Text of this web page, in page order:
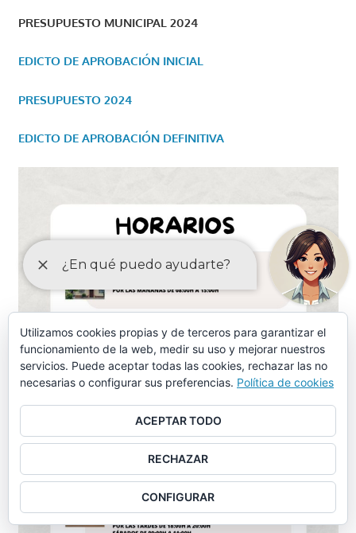
PRESUPUESTO MUNICIPAL 2024
EDICTO DE APROBACIÓN INICIAL
PRESUPUESTO 2024
EDICTO DE APROBACIÓN DEFINITIVA
Utilizamos cookies propias y de terceros para garantizar el
funcionamiento de la web, medir su uso y mejorar nuestros
servicios. Puede aceptar todas las cookies, rechazar las no
necesarias o configurar sus preferencias. Política de cookies
ACEPTAR TODO
RECHAZAR
CONFIGURAR